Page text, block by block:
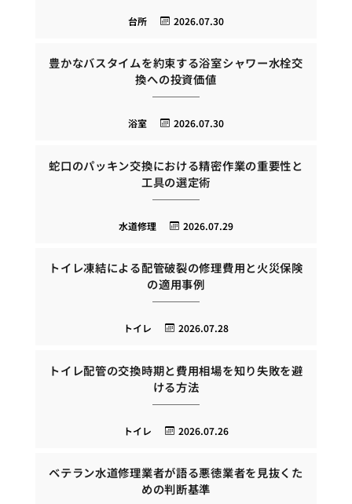
2026.07.30
台所
豊かなバスタイムを約束する浴室シャワー水栓交
換への投資価値
2026.07.30
浴室
蛇口のパッキン交換における精密作業の重要性と
工具の選定術
2026.07.29
水道修理
トイレ凍結による配管破裂の修理費用と火災保険
の適用事例
2026.07.28
トイレ
トイレ配管の交換時期と費用相場を知り失敗を避
ける方法
2026.07.26
トイレ
ベテラン水道修理業者が語る悪徳業者を見抜くた
めの判断基準